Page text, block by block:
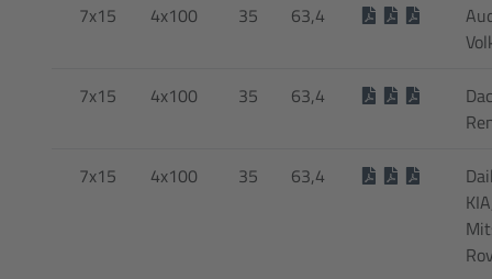
7x15 4x100 35 63,4
7x15 4x100 35 63,4
7x15 4x100 35 63,4